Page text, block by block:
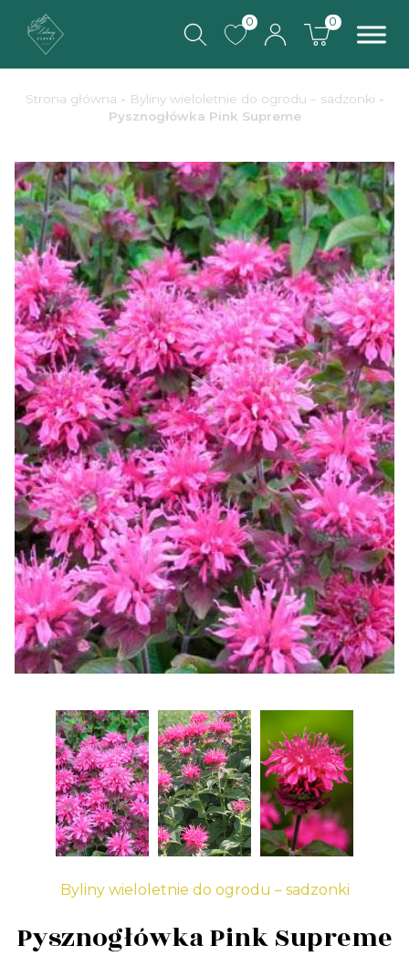
0 0
Strona główna - Byliny wieloletnie do ogrodu – sadzonki -
Pysznogłówka Pink Supreme
Byliny wieloletnie do ogrodu – sadzonki
Pysznogłówka Pink Supreme